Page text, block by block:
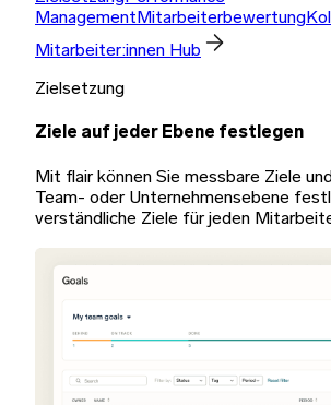
Management Mitarbeiterbewertung
Mitarbeiter:innen Hub
Zielsetzung
Ziele auf jeder Ebene festlegen
Mit flair können Sie messbare Ziele
Team- oder Unternehmensebene
verständliche Ziele für jeden